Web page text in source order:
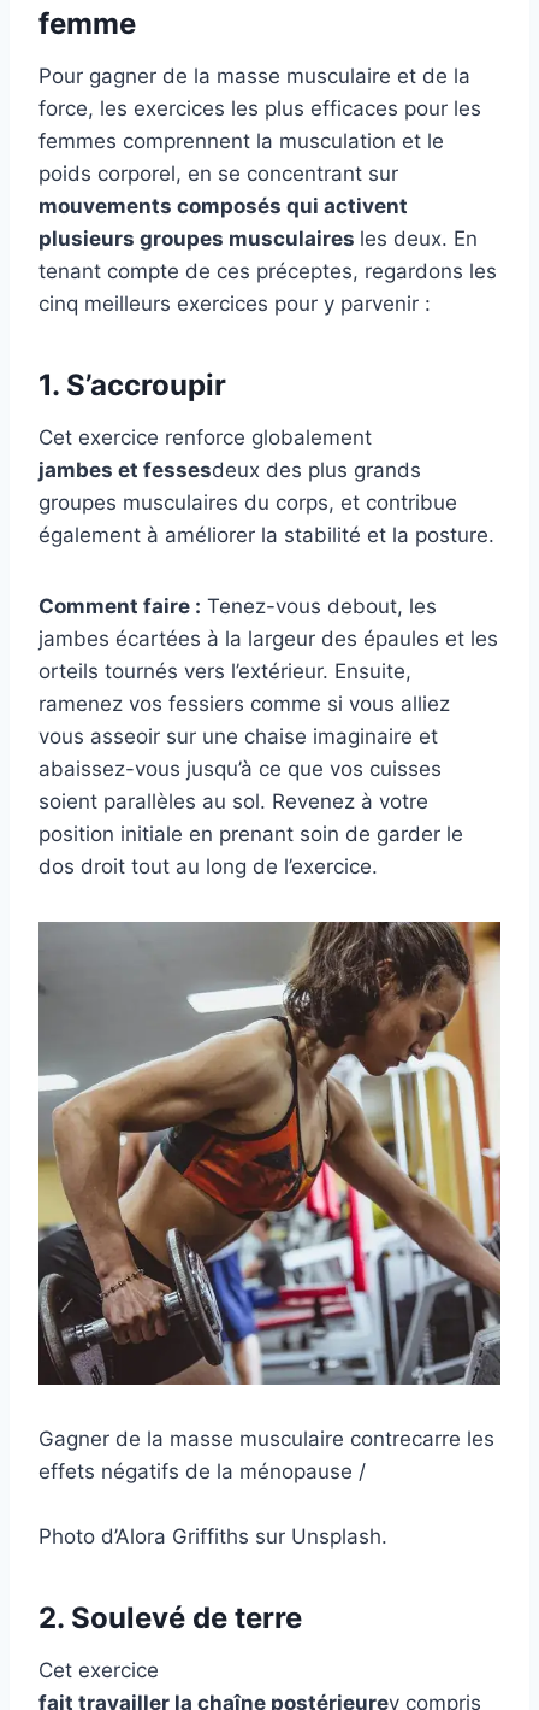
femme
Pour gagner de la masse musculaire et de la
force, les exercices les plus efficaces pour les
femmes comprennent la musculation et le
poids corporel, en se concentrant sur
mouvements composés qui activent
plusieurs groupes musculaires les deux. En
tenant compte de ces préceptes, regardons les
cinq meilleurs exercices pour y parvenir :
1. S’accroupir
Cet exercice renforce globalement
jambes et fessesdeux des plus grands
groupes musculaires du corps, et contribue
également à améliorer la stabilité et la posture.
Comment faire : Tenez-vous debout, les
jambes écartées à la largeur des épaules et les
orteils tournés vers l’extérieur. Ensuite,
ramenez vos fessiers comme si vous alliez
vous asseoir sur une chaise imaginaire et
abaissez-vous jusqu’à ce que vos cuisses
soient parallèles au sol. Revenez à votre
position initiale en prenant soin de garder le
dos droit tout au long de l’exercice.
Gagner de la masse musculaire contrecarre les
effets négatifs de la ménopause /
Photo d’Alora Griffiths sur Unsplash.
2. Soulevé de terre
Cet exercice
fait travailler la chaîne postérieurey compris